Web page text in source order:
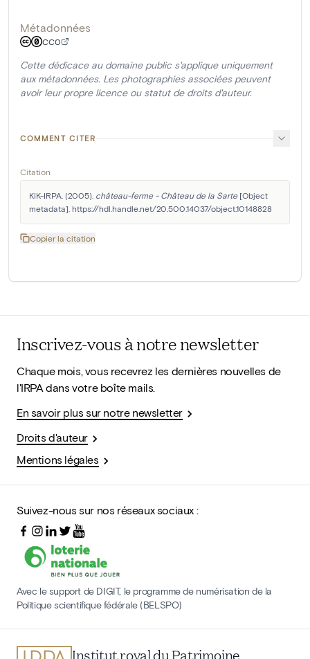
Métadonnées
CC0
Cette dédicace au domaine public s'applique uniquement
aux métadonnées. Les photographies associées peuvent
avoir leur propre licence ou statut de droits d'auteur.
COMMENT CITER
Citation
KIK-IRPA. (2005). château-ferme - Château de la Sarte [Object
metadata]. https://hdl.handle.net/20.500.14037/object.10148828
Copier la citation
Inscrivez-vous à notre newsletter
Chaque mois, vous recevrez les dernières nouvelles de
l'IRPA dans votre boîte mails.
En savoir plus sur notre newsletter
Droits d'auteur
Mentions légales
Suivez-nous sur nos réseaux sociaux :
Avec le support de DIGIT, le programme de numérisation de la
Politique scientifique fédérale (BELSPO)
Institut royal du Patrimoine